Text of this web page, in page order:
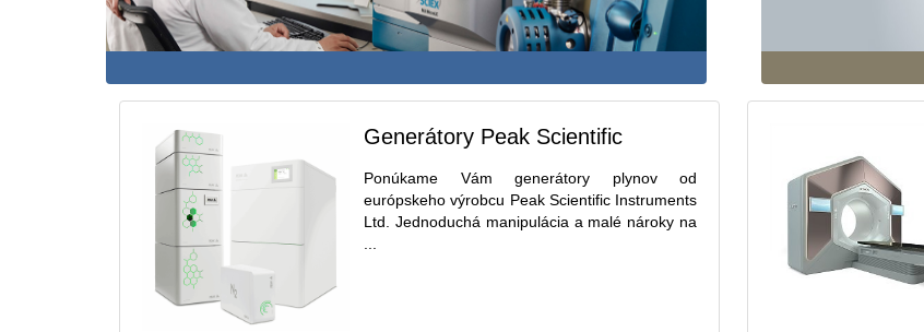
Generátory Peak Scientific
Ponúkame Vám generátory plynov od
európskeho výrobcu Peak Scientific Instruments
Ltd. Jednoduchá manipulácia a malé nároky na